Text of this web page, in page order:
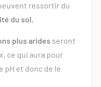
ressortir du
du sol.
plus aridesseront
ce qui aura pour
pH et donc de le